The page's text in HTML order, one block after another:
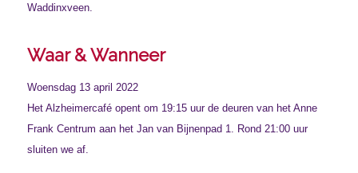
Waddinxveen.
Waar & Wanneer
Woensdag 13 april 2022
Het Alzheimercafé opent om 19:15 uur de deuren van het Anne
Frank Centrum aan het Jan van Bijnenpad 1. Rond 21:00 uur
sluiten we af.